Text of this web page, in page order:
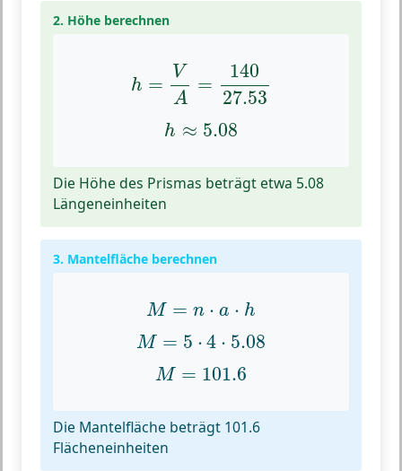
2. Höhe berechnen
h =
V
A
=
140
27.53
A= 27.53
h ≈ 5.08
h ≈5.08
Die Höhe des Prismas beträgt etwa 5.08
Längeneinheiten
3. Mantelfläche berechnen
M = n ⋅ a ⋅ h
M= n ⋅h
M = 5 ⋅ 4 ⋅ 5.08
M= 5⋅ ⋅5.08
M = 101.6
M =101.6
Die Mantelfläche beträgt 101.6
Flächeneinheiten